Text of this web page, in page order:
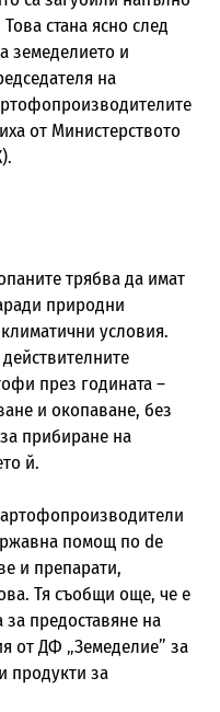
стана ясно след
земеделието и
на
от Министерството
трябва да имат
природни
условия.
през годината –
и окопаване, без
прибиране на
й.
помощ по de
и препарати,
Тя съобщи още, че е
предоставяне на
от ДФ „Земеделие” за
продукти за